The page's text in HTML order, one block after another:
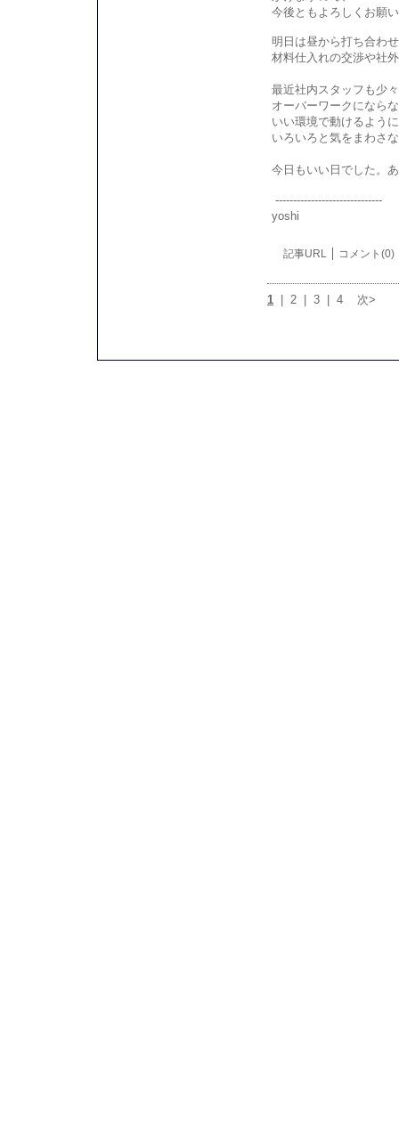
今後ともよろしくお願
明日は昼から打ち合わ
材料仕入れの交渉や社
最近社内スタッフも少
オーバーワークになら
いい環境で動けるように
いろいろと気をまわさ
今日もいい日でした。
------------------------------
yoshi
記事URL コメント(0)
1 | 2 | 3 | 4 次>